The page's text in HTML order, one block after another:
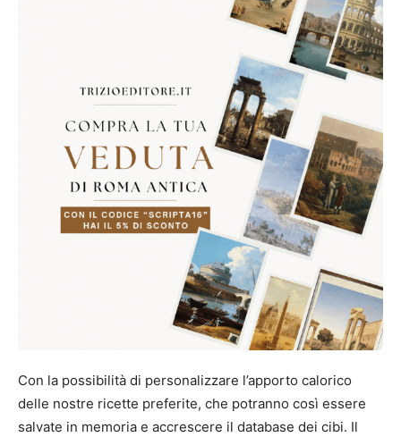
Con la possibilità di personalizzare l’apporto calorico
delle nostre ricette preferite, che potranno così essere
salvate in memoria e accrescere il database dei cibi. Il